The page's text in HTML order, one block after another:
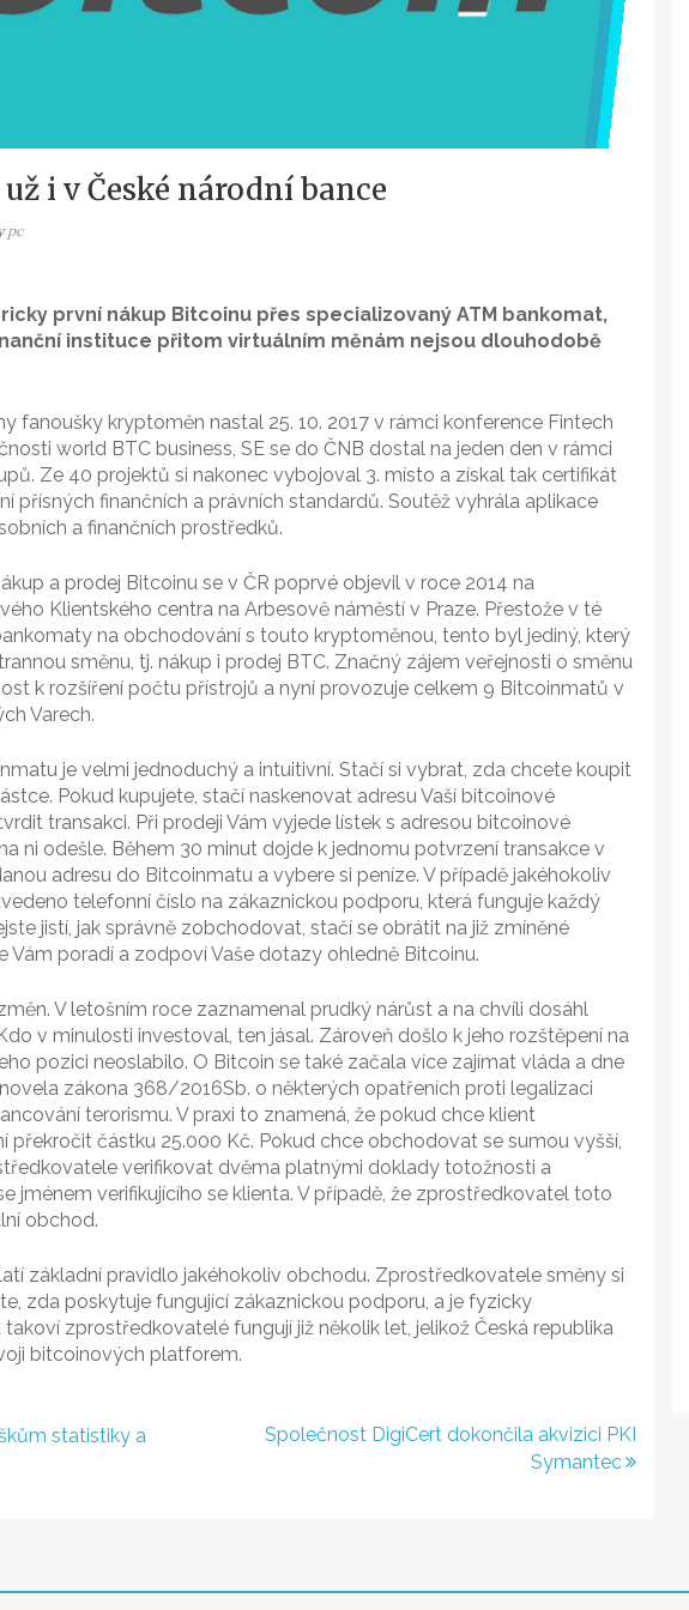
i v České národní bance
pc
první nákup Bitcoinu přes specializovaný ATM bankomat,
instituce přitom virtuálním měnám nejsou dlouhodobě
fanoušky kryptoměn nastal 25. 10. 2017 v rámci konference Fintech
world BTC business, SE se do ČNB dostal na jeden den v rámci
Ze 40 projektů si nakonec vybojoval 3. místo a získal tak certifikát
přísných finančních a právních standardů. Soutěž vyhrála aplikace
a finančních prostředků.
a prodej Bitcoinu se v ČR poprvé objevil v roce 2014 na
Klientského centra na Arbesově náměstí v Praze. Přestože v té
na obchodování s touto kryptoměnou, tento byl jediný, který
směnu, tj. nákup i prodej BTC. Značný zájem veřejnosti o směnu
k rozšíření počtu přístrojů a nyní provozuje celkem 9 Bitcoinmatů v
Varech.
je velmi jednoduchý a intuitivní. Stačí si vybrat, zda chcete koupit
Pokud kupujete, stačí naskenovat adresu Vaší bitcoinové
transakci. Při prodeji Vám vyjede lístek s adresou bitcoinové
ni odešle. Během 30 minut dojde k jednomu potvrzení transakce v
adresu do Bitcoinmatu a vybere si peníze. V případě jakéhokoliv
telefonní číslo na zákaznickou podporu, která funguje každý
jistí, jak správně zobchodovat, stačí se obrátit na již zmíněné
Vám poradí a zodpoví Vaše dotazy ohledně Bitcoinu.
V letošním roce zaznamenal prudký nárůst a na chvíli dosáhl
v minulosti investoval, ten jásal. Zároveň došlo k jeho rozštěpení na
pozici neoslabilo. O Bitcoin se také začala více zajímat vláda a dne
zákona 368/2016Sb. o některých opatřeních proti legalizaci
terorismu. V praxi to znamená, že pokud chce klient
překročit částku 25.000 Kč. Pokud chce obchodovat se sumou vyšší,
verifikovat dvěma platnými doklady totožnosti a
jménem verifikujícího se klienta. V případě, že zprostředkovatel toto
obchod.
základní pravidlo jakéhokoliv obchodu. Zprostředkovatele směny si
zda poskytuje fungující zákaznickou podporu, a je fyzicky
zprostředkovatelé fungují již několik let, jelikož Česká republika
bitcoinových platforem.
statistiky a
Společnost DigiCert dokončila akvizici PKI
Symantec